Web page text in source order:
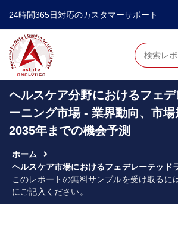
24時間365日対応のカスタマーサポート
ヘルスケア分野におけるフェ
ーニング市場 - 業界動向、市
2035年までの機会予測
ホーム
ヘルスケア市場におけるフェデレーテッド
このレポートの無料サンプルを受け取るに
にご記入ください。